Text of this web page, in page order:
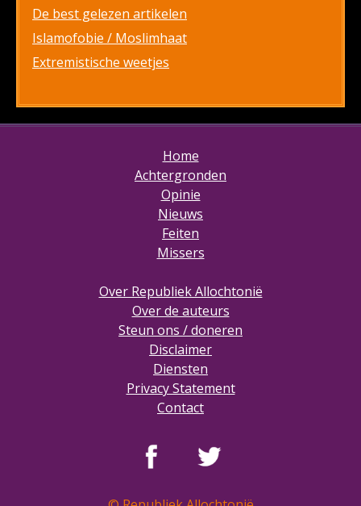
De best gelezen artikelen
Islamofobie / Moslimhaat
Extremistische weetjes
Home
Achtergronden
Opinie
Nieuws
Feiten
Missers
Over Republiek Allochtonië
Over de auteurs
Steun ons / doneren
Disclaimer
Diensten
Privacy Statement
Contact